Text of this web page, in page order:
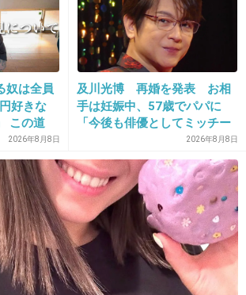
てたのビビったわ
+3
んだから殺人罪と同じでいいと
+48 -1
は？→様々な意見
奴は全員
好きな
この道
の動
2026年8月8日
及川光博 再婚を発表 お相
手は妊娠中、57歳でパパに
「今後も俳優としてミッチー
2026年8月8日